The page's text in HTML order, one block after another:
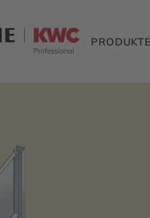
PRODUKTE